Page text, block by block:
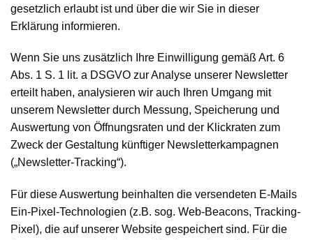
gesetzlich erlaubt ist und über die wir Sie in dieser
Erklärung informieren.
Wenn Sie uns zusätzlich Ihre Einwilligung gemäß Art. 6
Abs. 1 S. 1 lit. a DSGVO zur Analyse unserer Newsletter
erteilt haben, analysieren wir auch Ihren Umgang mit
unserem Newsletter durch Messung, Speicherung und
Auswertung von Öffnungsraten und der Klickraten zum
Zweck der Gestaltung künftiger Newsletterkampagnen
(„Newsletter-Tracking“).
Für diese Auswertung beinhalten die versendeten E-Mails
Ein-Pixel-Technologien (z.B. sog. Web-Beacons, Tracking-
Pixel), die auf unserer Website gespeichert sind. Für die